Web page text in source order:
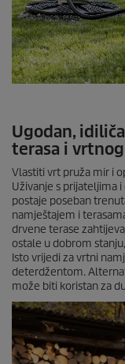
Ugodan,
terasa i
Vlastiti vrt pruža mir i
Uživanje s prijateljima
postaje poseban
namještajem i
drvene terase
ostale u dobrom
Isto vrijedi za vrtni
deterdžentom.
može biti koristan za